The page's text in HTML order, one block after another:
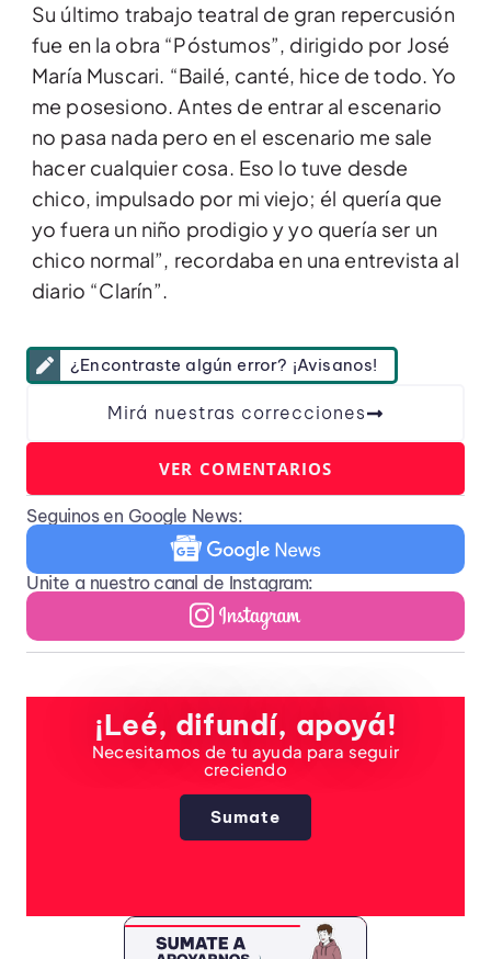
Su último trabajo teatral de gran repercusión
fue en la obra “Póstumos”, dirigido por José
María Muscari. “Bailé, canté, hice de todo. Yo
me posesiono. Antes de entrar al escenario
no pasa nada pero en el escenario me sale
hacer cualquier cosa. Eso lo tuve desde
chico, impulsado por mi viejo; él quería que
yo fuera un niño prodigio y yo quería ser un
chico normal”, recordaba en una entrevista al
diario “Clarín”.
¿Encontraste algún error? ¡Avisanos!
Mirá nuestras correcciones
VER COMENTARIOS
Seguinos en Google News:
Unite a nuestro canal de Instagram:
¡Leé, difundí, apoyá!
Necesitamos de tu ayuda para seguir
creciendo
Sumate